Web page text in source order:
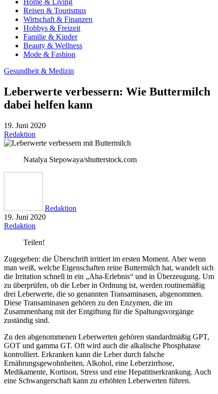
Home & Living
Reisen & Tourismus
Wirtschaft & Finanzen
Hobbys & Freizeit
Familie & Kinder
Beauty & Wellness
Mode & Fashion
Gesundheit & Medizin
Leberwerte verbessern: Wie Buttermilch
dabei helfen kann
19. Juni 2020
Redaktion
Natalya Stepowaya/shutterstock.com
Redaktion
19. Juni 2020
Redaktion
Teilen!
Zugegeben: die Überschrift irritiert im ersten Moment. Aber wenn
man weiß, welche Eigenschaften reine Buttermilch hat, wandelt sich
die Irritation schnell in ein „Aha-Erlebnis“ und in Überzeugung. Um
zu überprüfen, ob die Leber in Ordnung ist, werden routinemäßig
drei Leberwerte, die so genannten Transaminasen, abgenommen.
Diese Transaminasen gehören zu den Enzymen, die im
Zusammenhang mit der Entgiftung für die Spaltungsvorgänge
zuständig sind.
Zu den abgenommenen Leberwerten gehören standardmäßig GPT,
GOT und gamma GT. Oft wird auch die alkalische Phosphatase
kontrolliert. Erkranken kann die Leber durch falsche
Ernährungsgewohnheiten, Alkohol, eine Leberzirrhose,
Medikamente, Kortison, Stress und eine Hepatitiserkrankung. Auch
eine Schwangerschaft kann zu erhöhten Leberwerten führen.